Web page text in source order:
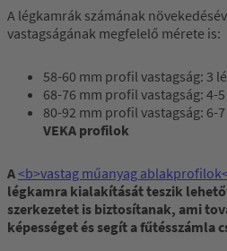
A légkamrák számának
vastagságának megfelelő mérete is:
58-60 mm profil vastagság: 3
68-76 mm profil vastagság: 4-
80-92 mm profil vastagság:
VEKA profilok
A <b>vastag műanyag
légkamra kialakítását teszik
szerkezetet is biztosítanak, ami
képességet és segít a fűtésszámla